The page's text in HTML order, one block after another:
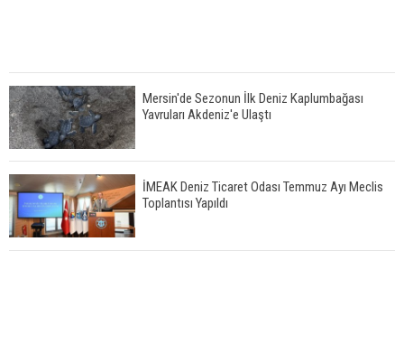
Mersin'de Sezonun İlk Deniz Kaplumbağası
Yavruları Akdeniz'e Ulaştı
İMEAK Deniz Ticaret Odası Temmuz Ayı Meclis
Toplantısı Yapıldı